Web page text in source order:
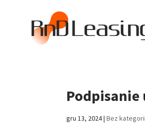
Podpisanie
gru 13, 2024|Bez kategorii